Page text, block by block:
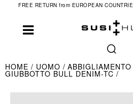
FREE RETURN from EUROPEAN
HOME UOMO ABBIGLIAMENTO
GIUBBOTTO BULL DENIM-TC